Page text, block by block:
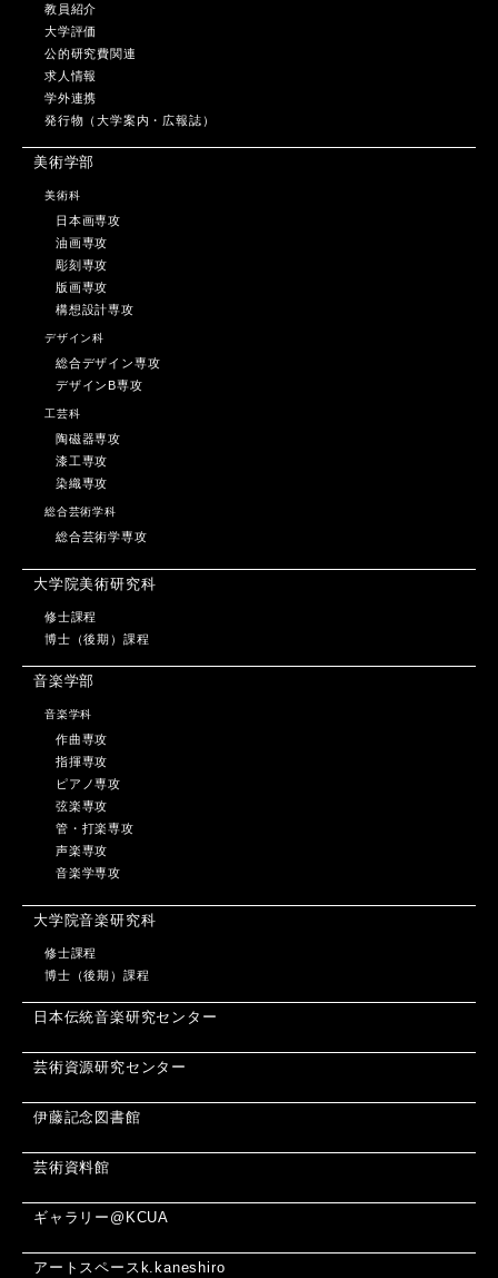
教員紹介
大学評価
公的研究費関連
求人情報
学外連携
発行物（大学案内・広報誌）
美術学部
美術科
日本画専攻
油画専攻
彫刻専攻
版画専攻
構想設計専攻
デザイン科
総合デザイン専攻
デザインB専攻
工芸科
陶磁器専攻
漆工専攻
染織専攻
総合芸術学科
総合芸術学専攻
大学院美術研究科
修士課程
博士（後期）課程
音楽学部
音楽学科
作曲専攻
指揮専攻
ピアノ専攻
弦楽専攻
管・打楽専攻
声楽専攻
音楽学専攻
大学院音楽研究科
修士課程
博士（後期）課程
日本伝統音楽研究センター
芸術資源研究センター
伊藤記念図書館
芸術資料館
ギャラリー@KCUA
アートスペースk.kaneshiro